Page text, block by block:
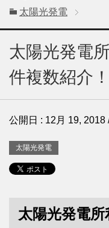
太陽光発電
太陽光発電
件複数紹介
公開日 : 12月 19, 2018
太陽光発電
太陽光発電